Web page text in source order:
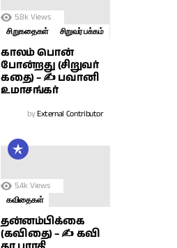
5.8k Views
சிறுகதைகள் சிறுவர் பக்கம்
காலம் பொன்
போன்றது (சிறுவர்
கதை) – ✍ பவானி
உமாசங்கர்
byExternal Contributor
5.4k Views
கவிதைகள்
தன்னம்பிக்கை
(கவிதை) – ✍ கவி